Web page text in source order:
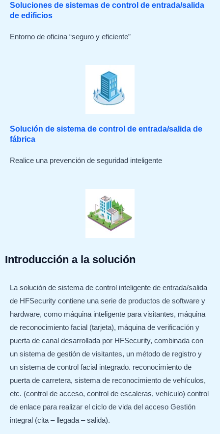
Soluciones de sistemas de control de entrada/salida
de edificios
Entorno de oficina “seguro y eficiente”
Solución de sistema de control de entrada/salida de
fábrica
Realice una prevención de seguridad inteligente
Introducción a la solución
La solución de sistema de control inteligente de entrada/salida
de HFSecurity contiene una serie de productos de software y
hardware, como máquina inteligente para visitantes, máquina
de reconocimiento facial (tarjeta), máquina de verificación y
puerta de canal desarrollada por HFSecurity, combinada con
un sistema de gestión de visitantes, un método de registro y
un sistema de control facial integrado. reconocimiento de
puerta de carretera, sistema de reconocimiento de vehículos,
etc. (control de acceso, control de escaleras, vehículo) control
de enlace para realizar el ciclo de vida del acceso Gestión
integral (cita – llegada – salida).